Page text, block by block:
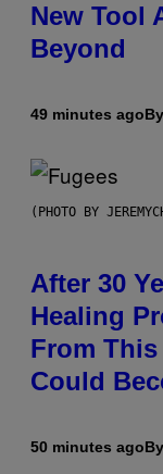
New Tool
Beyond
49 minutes agoBy
(PHOTO BY
After 30
Healing
From
Could
50 minutes agoBy